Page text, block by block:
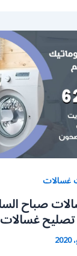
غسالات
صباح